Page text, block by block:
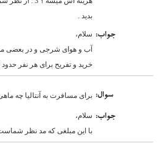
بديد .
سلام،
خرید و تفریح برای هر نفر حدود 800 دلار کافی است،
:جواب
برای مسافرت به آنتالیا چه ماهی را ÷یشنهاد میکنید و :سوال
سلام،
با این مبلغی که مد نظر شماست
:جواب